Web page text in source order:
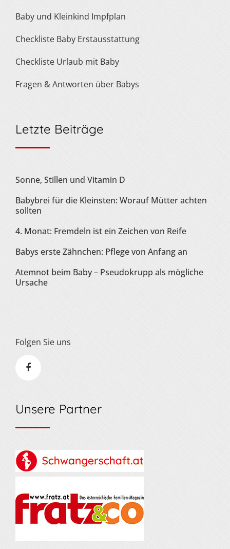
Baby und Kleinkind Impfplan
Checkliste Baby Erstausstattung
Checkliste Urlaub mit Baby
Fragen & Antworten über Babys
Letzte Beiträge
Sonne, Stillen und Vitamin D
Babybrei für die Kleinsten: Worauf Mütter achten
sollten
4. Monat: Fremdeln ist ein Zeichen von Reife
Babys erste Zähnchen: Pflege von Anfang an
Atemnot beim Baby – Pseudokrupp als mögliche
Ursache
Folgen Sie uns
Unsere Partner